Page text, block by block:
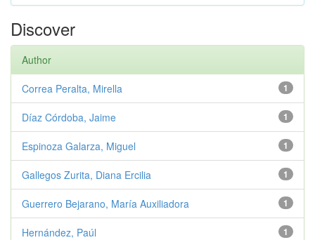
Discover
Author
1
Correa Peralta, Mirella
1
Díaz Córdoba, Jaime
1
Espinoza Galarza, Miguel
1
Gallegos Zurita, Diana Ercilia
1
Guerrero Bejarano, María Auxiliadora
1
Hernández, Paúl